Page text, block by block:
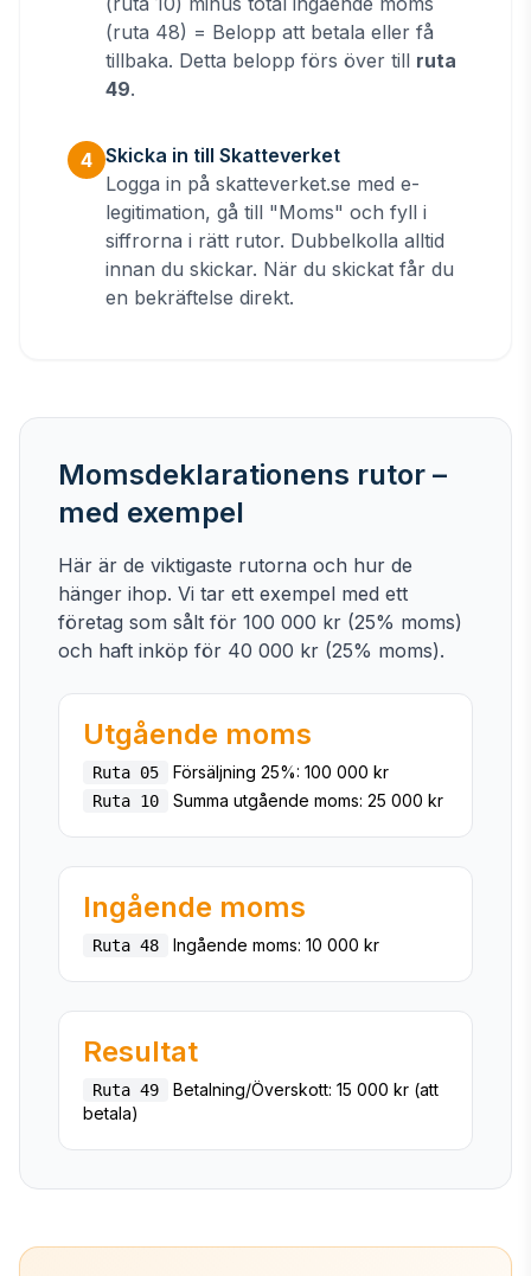
(ruta 48) = Belopp att betala eller få
tillbaka. Detta belopp förs över till ruta
49.
4 Skicka in till Skatteverket
Logga in på skatteverket.se med e-
legitimation, gå till "Moms" och fyll i
siffrorna i rätt rutor. Dubbelkolla alltid
innan du skickar. När du skickat får du
en bekräftelse direkt.
Momsdeklarationens rutor –
med exempel
Här är de viktigaste rutorna och hur de
hänger ihop. Vi tar ett exempel med ett
företag som sålt för 100 000 kr (25% moms)
och haft inköp för 40 000 kr (25% moms).
Utgående moms
Ruta 05 Försäljning 25%: 100 000 kr
Ruta 10 Summa utgående moms: 25 000 kr
Ingående moms
Ruta 48 Ingående moms: 10 000 kr
Resultat
Ruta 49
Betalning/Överskott: 15 000 kr (att
betala)